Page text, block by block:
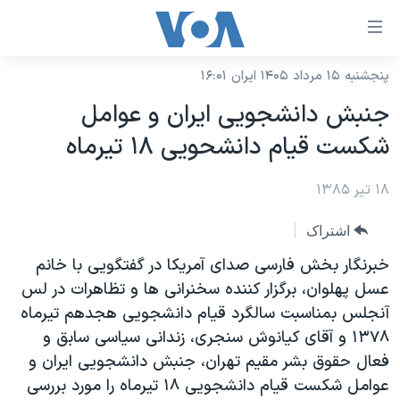
لینکهای
دسترسی
جهش
محتوای
اصلی
جهش
صفحه
اصلی
جهش
به
جستجو
نسخه سبک وب‌سایت
موضوع ها
ایران
آمریکا
جهان
ورزشی
گزیده‌ها
ویژه برنامه‌ها
ویدیوها
برنامه های تلویزیونی
جدول برنامه ها
صفحه‌های ویژه
جام جهانی ۲۰۲۶
عملیات خشم حماسی
۲۵۰سالگی آمریکا
بایگانی برنامه‌های تلویزیونی
فرکانس‌های صدای آمریکا
پخش رادیویی
یادگیری زبان انگلیسی
پنجشنبه ۱۵ مرداد ۱۴۰۵ ایران ۱۶:۰۱
جنبش دانشجويی ايران و عوامل
شکست قيام دانشحويی ۱۸ تيرماه
۱۸ تیر ۱۳۸۵
اشتراک
خبرنگار بخش فارسی صدای آمريکا در گفتگويی با خانم
عسل پهلوان، برگزار کننده سخنرانی ها و تظاهرات در لس
آنجلس بمناسبت سالگرد قيام دانشجويی هجدهم تيرماه
۱۳۷۸ و آقای کيانوش سنجری، زندانی سياسی سابق و
فعال حقوق بشر مقيم تهران، جنبش دانشجويی ايران و
عوامل شکست قيام دانشجويی ۱۸ تيرماه را مورد بررسی